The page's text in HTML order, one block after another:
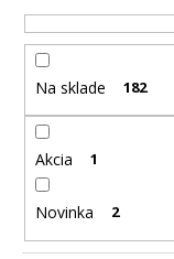
u
k
o
v
Na sklade 182
Akcia 1
Novinka 2
d
p
o
ú
a
m